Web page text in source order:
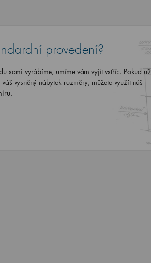
provedení?
sami vyrábíme, umíme vám vyjít vstříc. Pokud už
vysněný nábytek rozměry, můžete využít náš